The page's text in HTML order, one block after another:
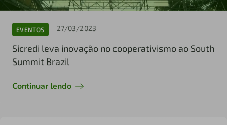
EVENTOS 27/03/2023
Sicredi leva inovação no cooperativismo ao South
Summit Brazil
Continuar lendo